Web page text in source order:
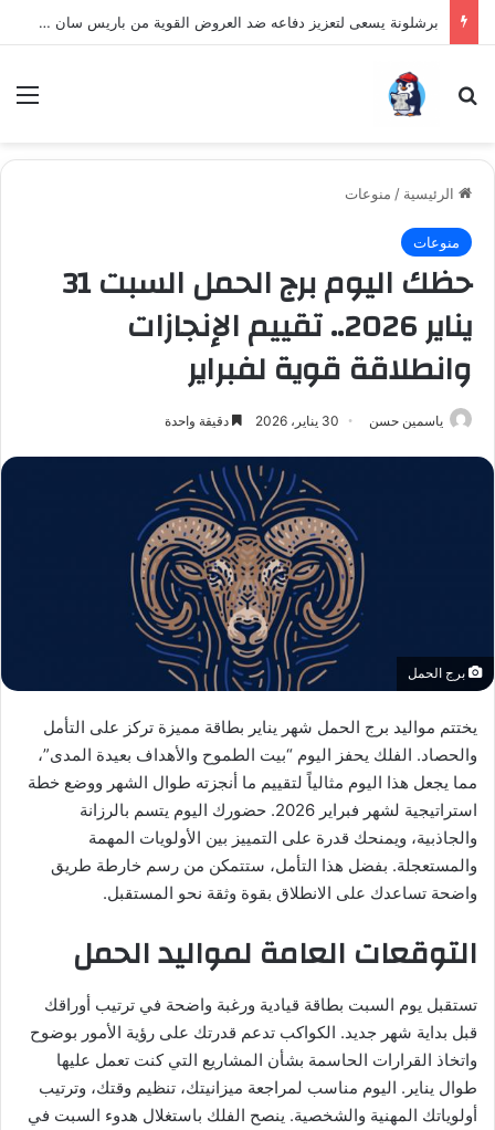
برشلونة يسعى لتعزيز دفاعه ضد العروض القوية من باريس سان جيرمان لنجم الأرجنتين
بحث عن
الرئيسية / منوعات
منوعات
حظك اليوم برج الحمل السبت 31
يناير 2026.. تقييم الإنجازات
وانطلاقة قوية لفبراير
ياسمين حسن 30 يناير، 2026 دقيقة واحدة
برج الحمل
يختتم مواليد برج الحمل شهر يناير بطاقة مميزة تركز على التأمل
والحصاد. الفلك يحفز اليوم “بيت الطموح والأهداف بعيدة المدى”،
مما يجعل هذا اليوم مثالياً لتقييم ما أنجزته طوال الشهر ووضع خطة
استراتيجية لشهر فبراير 2026. حضورك اليوم يتسم بالرزانة
والجاذبية، ويمنحك قدرة على التمييز بين الأولويات المهمة
والمستعجلة. بفضل هذا التأمل، ستتمكن من رسم خارطة طريق
واضحة تساعدك على الانطلاق بقوة وثقة نحو المستقبل.
التوقعات العامة لمواليد الحمل
تستقبل يوم السبت بطاقة قيادية ورغبة واضحة في ترتيب أوراقك
قبل بداية شهر جديد. الكواكب تدعم قدرتك على رؤية الأمور بوضوح
واتخاذ القرارات الحاسمة بشأن المشاريع التي كنت تعمل عليها
طوال يناير. اليوم مناسب لمراجعة ميزانيتك، تنظيم وقتك، وترتيب
أولوياتك المهنية والشخصية. ينصح الفلك باستغلال هدوء السبت في